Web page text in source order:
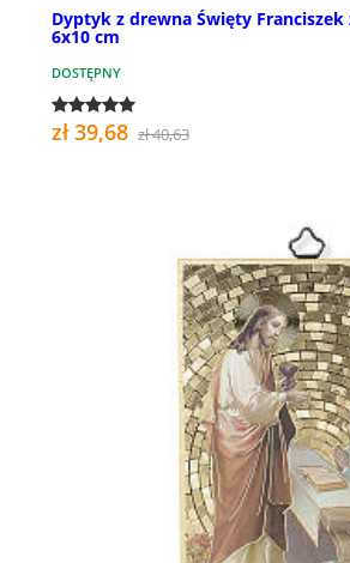
Dyptyk z drewna Święty Franciszek
6x10 cm
DOSTĘPNY
zł 39,68 zł 40,63